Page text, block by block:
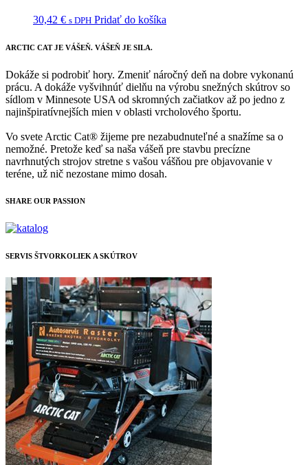
30,42 € s DPH Pridať do košíka
ARCTIC CATJE VÁŠEŇ. VÁŠEŇ JE SILA.
Dokáže si podrobiť hory. Zmeniť náročný deň na dobre vykonanú
prácu. A dokáže vyšvihnúť dielňu na výrobu snežných skútrov so
sídlom v Minnesote USA od skromných začiatkov až po jedno z
najinšpiratívnejších mien v oblasti vrcholového športu.
Vo svete Arctic Cat® žijeme pre nezabudnuteľné a snažíme sa o
nemožné. Pretože keď sa naša vášeň pre stavbu precízne
navrhnutých strojov stretne s vašou vášňou pre objavovanie v
teréne, už nič nezostane mimo dosah.
SHARE OUR PASSION
SERVIS ŠTVORKOLIEK A SKÚTROV